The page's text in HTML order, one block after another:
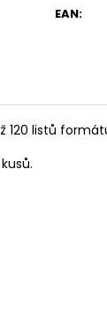
EAN:
120 listů